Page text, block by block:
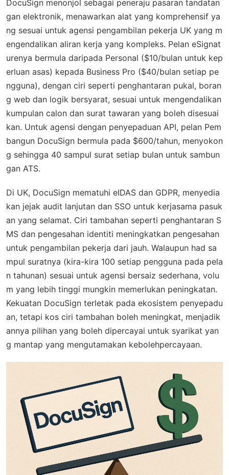
DocuSign menonjol sebagai peneraju pasaran tandatan
gan elektronik, menawarkan alat yang komprehensif ya
ng sesuai untuk agensi pengambilan pekerja UK yang m
engendalikan aliran kerja yang kompleks. Pelan eSignat
urenya bermula daripada Personal ($10/bulan untuk kep
erluan asas) kepada Business Pro ($40/bulan setiap pe
ngguna), dengan ciri seperti penghantaran pukal, boran
g web dan logik bersyarat, sesuai untuk mengendalikan
kumpulan calon dan surat tawaran yang boleh disesuai
kan. Untuk agensi dengan penyepaduan API, pelan Pem
bangun DocuSign bermula pada $600/tahun, menyokon
g sehingga 40 sampul surat setiap bulan untuk sambun
gan ATS.
Di UK, DocuSign mematuhi eIDAS dan GDPR, menyedia
kan jejak audit lanjutan dan SSO untuk kerjasama pasuk
an yang selamat. Ciri tambahan seperti penghantaran S
MS dan pengesahan identiti meningkatkan pengesahan
untuk pengambilan pekerja dari jauh. Walaupun had sa
mpul suratnya (kira-kira 100 setiap pengguna pada pela
n tahunan) sesuai untuk agensi bersaiz sederhana, volu
m yang lebih tinggi mungkin memerlukan peningkatan.
Kekuatan DocuSign terletak pada ekosistem penyepadu
an, tetapi kos ciri tambahan boleh meningkat, menjadik
annya pilihan yang boleh dipercayai untuk syarikat yan
g mantap yang mengutamakan kebolehpercayaan.